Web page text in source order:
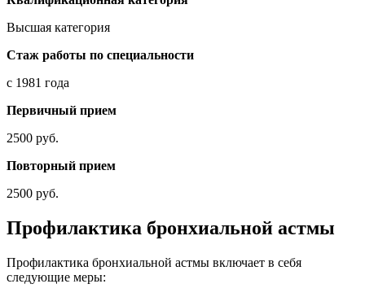
Высшая категория
Стаж работы по специальности
с 1981 года
Первичный прием
2500 руб.
Повторный прием
2500 руб.
Профилактика бронхиальной астмы
Профилактика бронхиальной астмы включает в себя
следующие меры: